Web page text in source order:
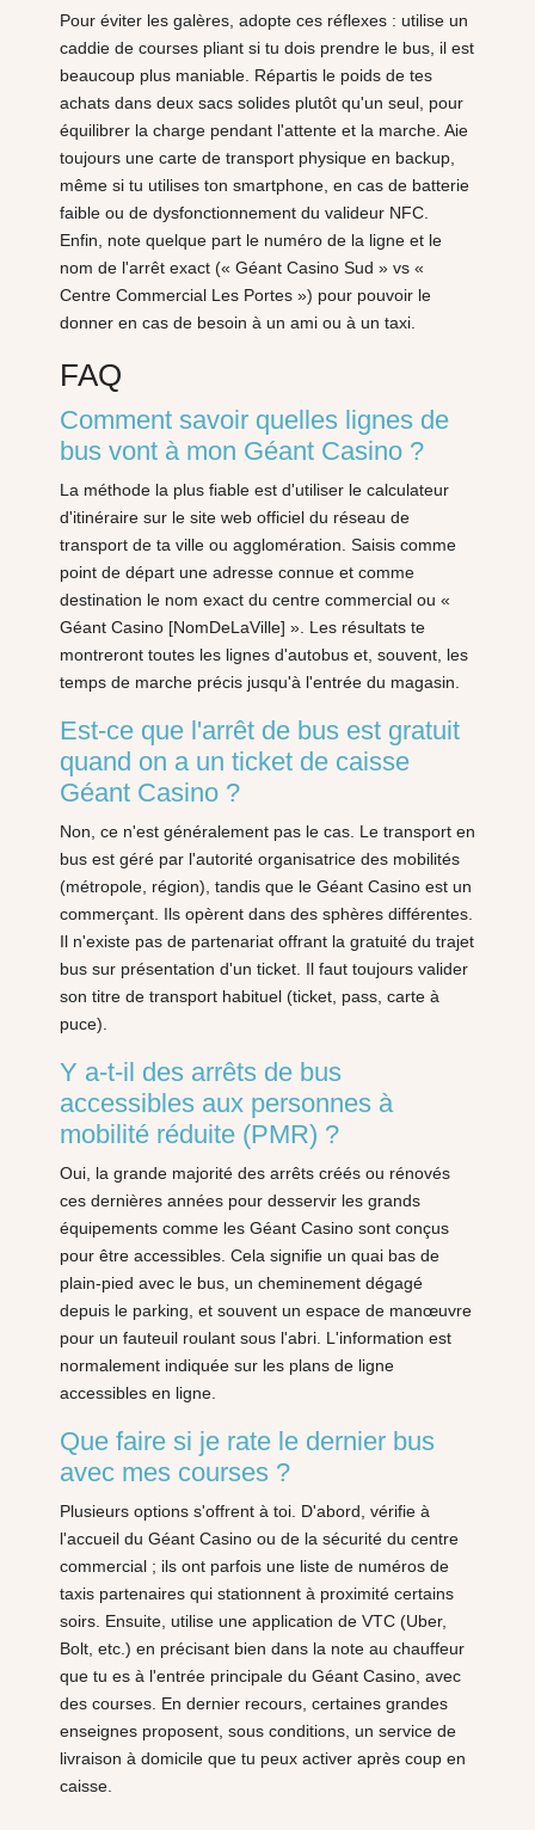
Pour éviter les galères, adopte ces réflexes : utilise un
caddie de courses pliant si tu dois prendre le bus, il est
beaucoup plus maniable. Répartis le poids de tes
achats dans deux sacs solides plutôt qu'un seul, pour
équilibrer la charge pendant l'attente et la marche. Aie
toujours une carte de transport physique en backup,
même si tu utilises ton smartphone, en cas de batterie
faible ou de dysfonctionnement du valideur NFC.
Enfin, note quelque part le numéro de la ligne et le
nom de l'arrêt exact (« Géant Casino Sud » vs «
Centre Commercial Les Portes ») pour pouvoir le
donner en cas de besoin à un ami ou à un taxi.
FAQ
Comment savoir quelles lignes de
bus vont à mon Géant Casino ?
La méthode la plus fiable est d'utiliser le calculateur
d'itinéraire sur le site web officiel du réseau de
transport de ta ville ou agglomération. Saisis comme
point de départ une adresse connue et comme
destination le nom exact du centre commercial ou «
Géant Casino [NomDeLaVille] ». Les résultats te
montreront toutes les lignes d'autobus et, souvent, les
temps de marche précis jusqu'à l'entrée du magasin.
Est-ce que l'arrêt de bus est gratuit
quand on a un ticket de caisse
Géant Casino ?
Non, ce n'est généralement pas le cas. Le transport en
bus est géré par l'autorité organisatrice des mobilités
(métropole, région), tandis que le Géant Casino est un
commerçant. Ils opèrent dans des sphères différentes.
Il n'existe pas de partenariat offrant la gratuité du trajet
bus sur présentation d'un ticket. Il faut toujours valider
son titre de transport habituel (ticket, pass, carte à
puce).
Y a-t-il des arrêts de bus
accessibles aux personnes à
mobilité réduite (PMR) ?
Oui, la grande majorité des arrêts créés ou rénovés
ces dernières années pour desservir les grands
équipements comme les Géant Casino sont conçus
pour être accessibles. Cela signifie un quai bas de
plain-pied avec le bus, un cheminement dégagé
depuis le parking, et souvent un espace de manœuvre
pour un fauteuil roulant sous l'abri. L'information est
normalement indiquée sur les plans de ligne
accessibles en ligne.
Que faire si je rate le dernier bus
avec mes courses ?
Plusieurs options s'offrent à toi. D'abord, vérifie à
l'accueil du Géant Casino ou de la sécurité du centre
commercial ; ils ont parfois une liste de numéros de
taxis partenaires qui stationnent à proximité certains
soirs. Ensuite, utilise une application de VTC (Uber,
Bolt, etc.) en précisant bien dans la note au chauffeur
que tu es à l'entrée principale du Géant Casino, avec
des courses. En dernier recours, certaines grandes
enseignes proposent, sous conditions, un service de
livraison à domicile que tu peux activer après coup en
caisse.